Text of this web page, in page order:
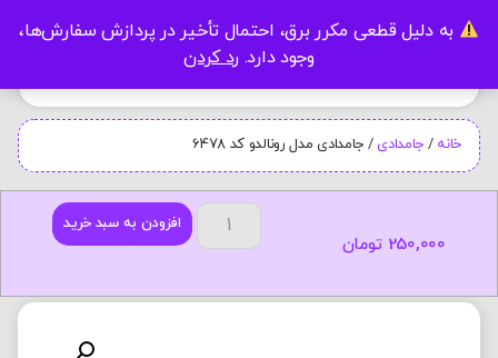
به دلیل قطعی مکرر برق، احتمال تأخیر در پردازش سفارش‌ها،
وجود دارد. رد کردن
خانه / جامدادی / جامدادی مدل رونالدو کد 6478
افزودن به سبد خرید
250,000 تومان